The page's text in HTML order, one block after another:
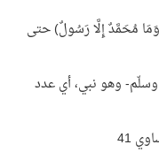
كلمة وجاء بعد (وَمَا مُحَمَّدٌ إِلَّا رَسُولٌ) حتى
وسلّم- وهو نبي، أي عدد